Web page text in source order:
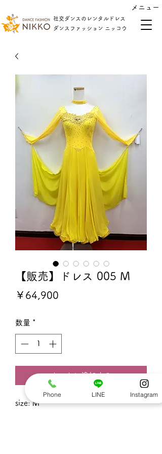
社交ダンスのレンタルドレス
​ダンスファッション ニッコウ
​メニュー
【販売】ドレス 005 M
￥64,900
数量 *
カートに追加する
size: M
Phone LINE Instagram